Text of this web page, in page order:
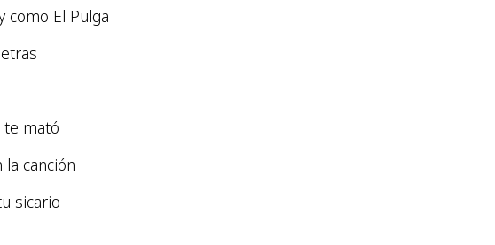
como El Pulga
te mató
canción
sicario